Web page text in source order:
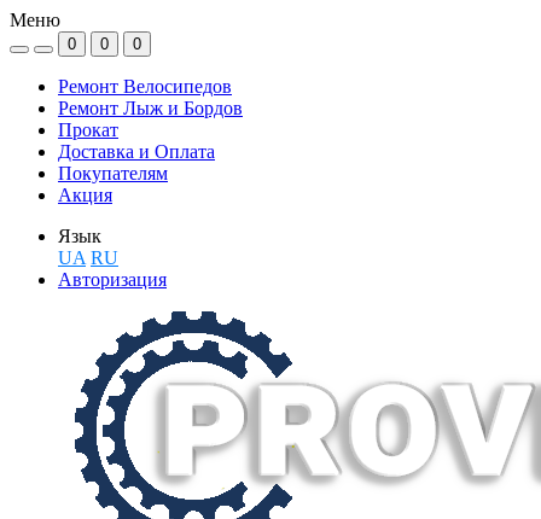
Меню
0 0 0
Ремонт Велосипедов
Ремонт Лыж и Бордов
Прокат
Доставка и Оплата
Покупателям
Акция
Язык
UA RU
Авторизация